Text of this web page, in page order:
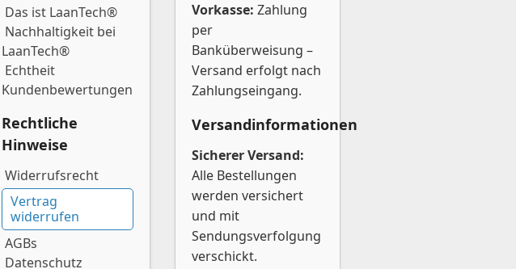
Das ist LaanTech®
Nachhaltigkeit bei
LaanTech®
Echtheit
Kundenbewertungen
Rechtliche
Hinweise
Widerrufsrecht
Vertrag
widerrufen
AGBs
Datenschutz
Vorkasse: Zahlung
per
Banküberweisung –
Versand erfolgt nach
Zahlungseingang.
Versandinformationen
Sicherer Versand:
Alle Bestellungen
werden versichert
und mit
Sendungsverfolgung
verschickt.